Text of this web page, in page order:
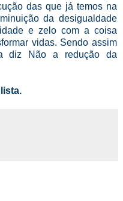
das que já temos na
da desigualdade
e zelo com a coisa
vidas. Sendo assim
diz Não a redução da